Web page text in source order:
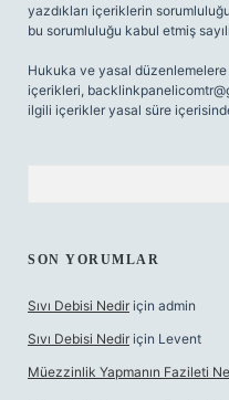
yazdıkları içeriklerin
bu sorumluluğu kabul etmiş
Hukuka ve yasal düzenlemelere
içerikleri,
ilgili içerikler yasal süre
SON YORUMLAR
Sıvı Debisi Nedir için admin
Sıvı Debisi Nedir için Levent
Müezzinlik Yapmanın Fazileti